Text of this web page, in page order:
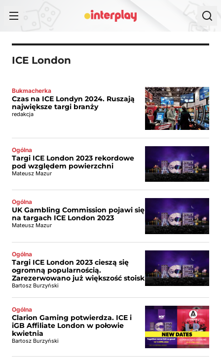
ICE London
Bukmacherka
Czas na ICE Londyn 2024. Ruszają
największe targi branży
redakcja
Ogólna
Targi ICE London 2023 rekordowe
pod względem powierzchni
Mateusz Mazur
Ogólna
UK Gambling Commission pojawi się
na targach ICE London 2023
Mateusz Mazur
Ogólna
Targi ICE London 2023 cieszą się
ogromną popularnością.
Zarezerwowano już większość stoisk
Bartosz Burzyński
Ogólna
Clarion Gaming potwierdza. ICE i
iGB Affiliate London w połowie
kwietnia
Bartosz Burzyński